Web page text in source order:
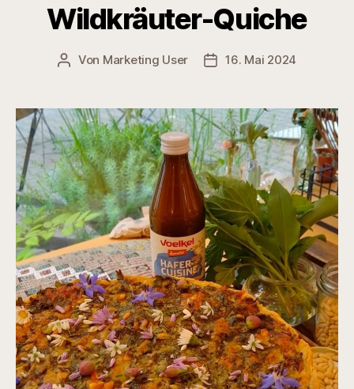
Wildkräuter-Quiche
Beitragsautor
Von Marketing User Veröffentlichungsdatum
16. Mai 2024